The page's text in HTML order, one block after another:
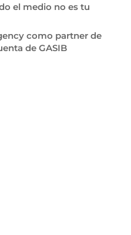
el medio no es tu
como partner de
de GASIB